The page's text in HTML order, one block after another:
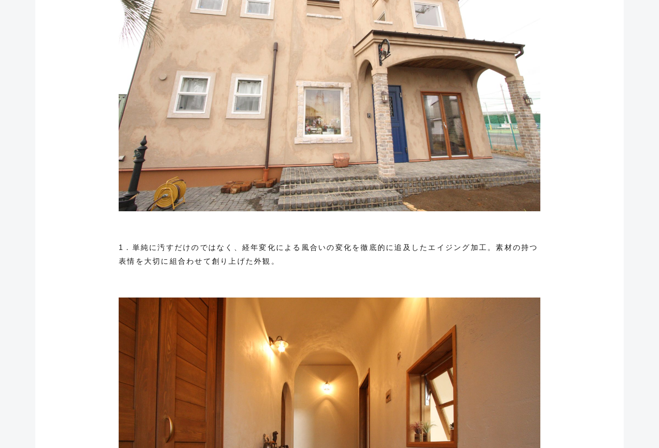
1．単純に汚すだけのではなく、経年変化による風合いの変化を徹底的に追及したエイジング加工。素材の持つ
表情を大切に組合わせて創り上げた外観。